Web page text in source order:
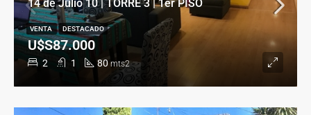
14 de Julio 10 | TORRE 3 | 1er PISO
2 1 80 mts2
U$S87.000
VENTA DESTACADO